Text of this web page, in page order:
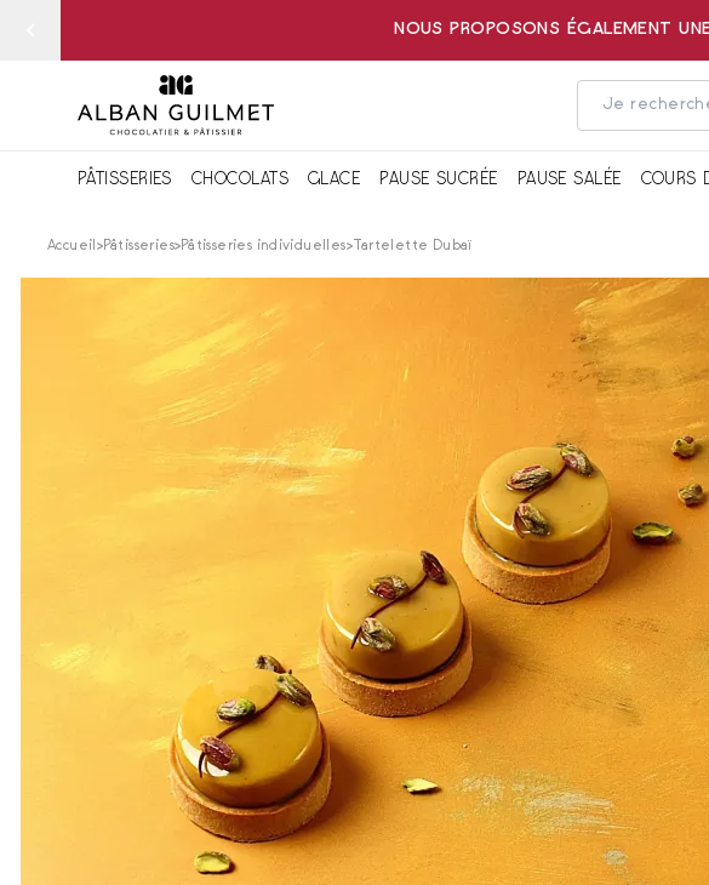
NOUS PROPOSONS ÉGALEMENT
PÂTISSERIES CHOCOLATS GLACE PAUSE SUCRÉE PAUSE SALÉE COURS
Accueil Pâtisseries Pâtisseries individuelles Tartelette Dubaï